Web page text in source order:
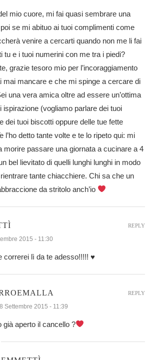
mio cuore, mi fai quasi sembrare una
se mi abituo ai tuoi complimenti come
venire a cercarti quando non me li fai
tu e i tuoi numerini con me tra i piedi?
grazie tesoro mio per l’incoraggiamento
mai mancare e che mi spinge a cercare di
una vera amica oltre ad essere un’ottima
ispirazione (vogliamo parlare dei tuoi
dei tuoi biscotti oppure delle tue fette
l’ho detto tante volte e te lo ripeto qui: mi
morire passare una giornata a cucinare a 4
bel lievitato di quelli lunghi lunghi in modo
tante chiacchiere. Chi sa che un
da stritolo anch’io
2015 - 11:30
correrei lì da te adesso!!!!! ♥
REPLY
Settembre 2015 - 11:39
già aperto il cancello ?
REPLY